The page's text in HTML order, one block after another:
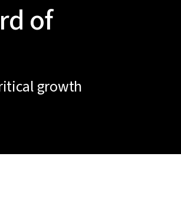
of
growth